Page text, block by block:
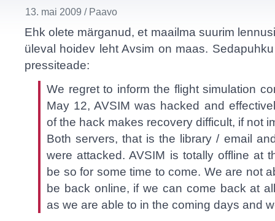
13. mai 2009 / Paavo
Ehk olete märganud, et maailma suurim
üleval hoidev leht Avsim on maas.
pressiteade:
We regret to inform the flight simulation
May 12, AVSIM was hacked and
of the hack makes recovery difficult, if not
Both servers, that is the library / email
were attacked. AVSIM is totally offline at
be so for some time to come. We are not
be back online, if we can come back at
as we are able to in the coming days and